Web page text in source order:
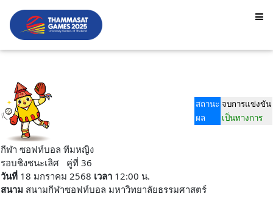
สถานะ จบการแข่งขัน
ผล
เป็นทางการ
กีฬา ซอฟท์บอล ทีมหญิง
รอบชิงชนะเลิศ คู่ที่ 36
วันที่ 18 มกราคม 2568 เวลา 12:00 น.
สนาม สนามกีฬาซอฟท์บอล มหาวิทยาลัยธรรมศาสตร์